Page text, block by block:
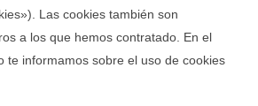
Las cookies también son
a los que hemos contratado. En el
te informamos sobre el uso de cookies